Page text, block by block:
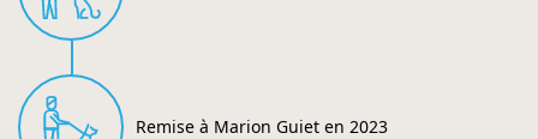
Remise à Marion Guiet en 2023